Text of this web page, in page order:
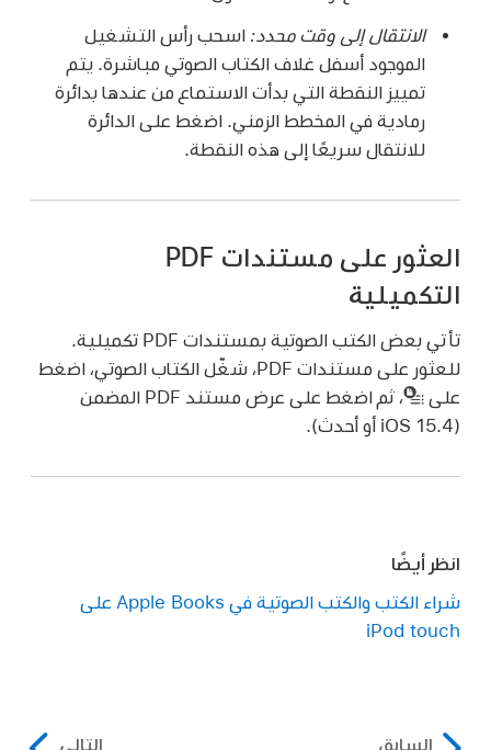
الانتقال إلى وقت محدد: اسحب رأس التشغيل
الموجود أسفل غلاف الكتاب الصوتي مباشرة. يتم
تمييز النقطة التي بدأت الاستماع من عندها بدائرة
رمادية في المخطط الزمني. اضغط على الدائرة
للانتقال سريعًا إلى هذه النقطة.
العثور على مستندات PDF
التكميلية
تأتي بعض الكتب الصوتية بمستندات PDF تكميلية.
للعثور على مستندات PDF، شغّل الكتاب الصوتي، اضغط
على
،
ثم اضغط على عرض مستند PDF المضمن
(iOS 15.4 أو أحدث).
انظر أيضًا
شراء الكتب والكتب الصوتية في Apple Books على
iPod touch
السابق التالي